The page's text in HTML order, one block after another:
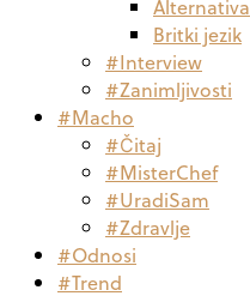
Alternativa
Britki jezik
#Interview
#Zanimljivosti
#Macho
#Čitaj
#MisterChef
#UradiSam
#Zdravlje
#Odnosi
#Trend